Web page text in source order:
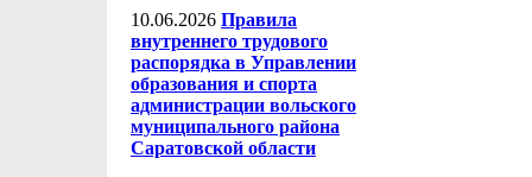
10.06.2026 Правила
внутреннего трудового
распорядка в Управлении
образования и спорта
администрации вольского
муниципального района
Саратовской области